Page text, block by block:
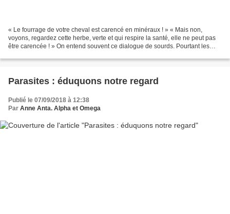
« Le fourrage de votre cheval est carencé en minéraux ! » « Mais non,
voyons, regardez cette herbe, verte et qui respire la santé, elle ne peut pas
être carencée ! » On entend souvent ce dialogue de sourds. Pourtant les
Parasites : éduquons notre regard
Publié le 07/09/2018 à 12:38
Par Anne Anta. Alpha et Omega